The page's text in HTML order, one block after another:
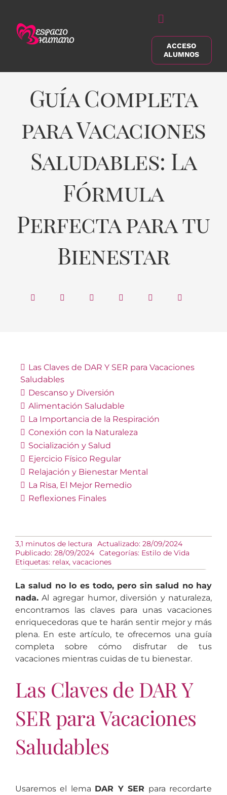
contenido
Alternar
navegación
Buscar:
ACCESO
ALUMNOS
Guía Completa
para Vacaciones
Saludables: La
Fórmula
Perfecta para tu
Bienestar
Las Claves de DAR Y SER para Vacaciones
Saludables
Descanso y Diversión
Alimentación Saludable
La Importancia de la Respiración
Conexión con la Naturaleza
Socialización y Salud
Ejercicio Físico Regular
Relajación y Bienestar Mental
La Risa, El Mejor Remedio
Reflexiones Finales
3,1 minutos de lectura
Actualizado: 28/09/2024
Publicado: 28/09/2024 Categorías: Estilo de Vida
Etiquetas: relax, vacaciones
La salud no lo es todo, pero sin salud no hay
nada.Al agregar humor, diversión y naturaleza,
encontramos las claves para unas vacaciones
enriquecedoras que te harán sentir mejor y más
plena. En este artículo, te ofrecemos una guía
completa sobre cómo disfrutar de tus
vacaciones mientras cuidas de tu bienestar.
Las Claves de DAR Y
SER para Vacaciones
Saludables
Usaremos el lema DAR Y SER para recordarte